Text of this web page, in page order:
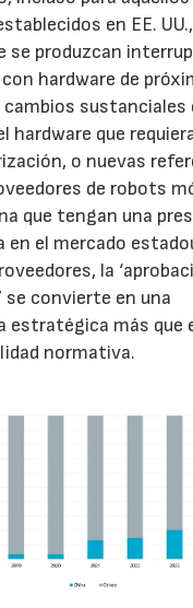
en EE.
se produzcan
hardware de
sustanciales
hardware que
o nuevas
de robots
que tengan una
el mercado
la
se convierte en una
estratégica más que
normativa.